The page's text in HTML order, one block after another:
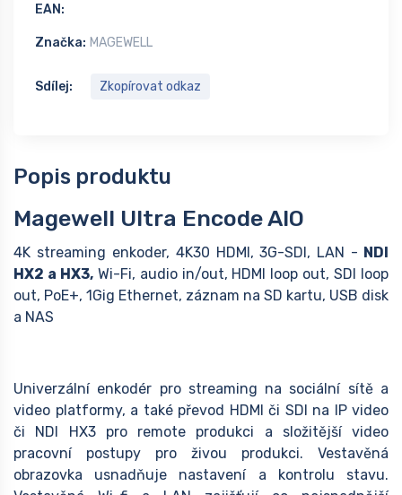
EAN:
Značka: MAGEWELL
Sdílej: Zkopírovat odkaz
Popis produktu
Magewell Ultra Encode AIO
4K streaming enkoder, 4K30 HDMI, 3G-SDI, LAN - NDI
HX2 a HX3,Wi-Fi, audio in/out, HDMI loop out, SDI loop
out, PoE+, 1Gig Ethernet, záznam na SD kartu, USB disk
a NAS
Univerzální enkodér pro streaming na sociální sítě a
video platformy, a také převod HDMI či SDI na IP video
či NDI HX3 pro remote produkci a složitější video
pracovní postupy pro živou produkci. Vestavěná
obrazovka usnadňuje nastavení a kontrolu stavu.